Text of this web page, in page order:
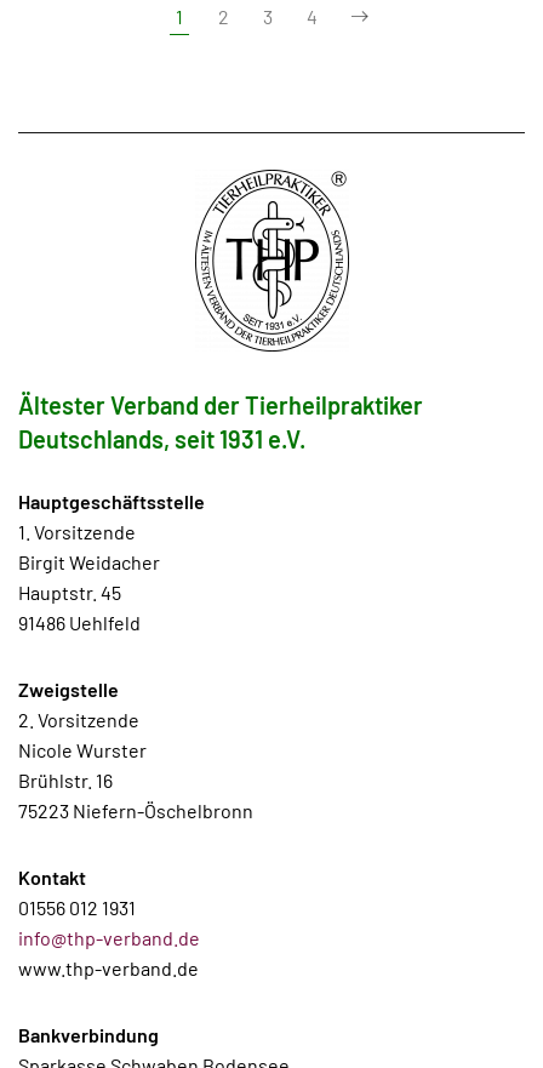
1 2 3 4
Ältester Verband der Tierheilpraktiker
Deutschlands, seit 1931 e.V.
Hauptgeschäftsstelle
1. Vorsitzende
Birgit Weidacher
Hauptstr. 45
91486 Uehlfeld
Zweigstelle
2. Vorsitzende
Nicole Wurster
Brühlstr. 16
75223 Niefern-Öschelbronn
Kontakt
01556 012 1931
info@thp-verband.de
www.thp-verband.de
Bankverbindung